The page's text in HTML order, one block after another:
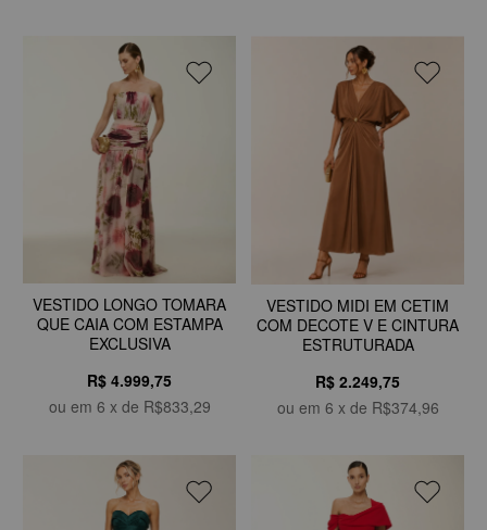
VESTIDO LONGO TOMARA
QUE CAIA COM ESTAMPA
EXCLUSIVA
R$ 4.999,75
ou em 6 x de R$833,29
VESTIDO MIDI EM CETIM
COM DECOTE V E CINTURA
ESTRUTURADA
R$ 2.249,75
ou em 6 x de R$374,96